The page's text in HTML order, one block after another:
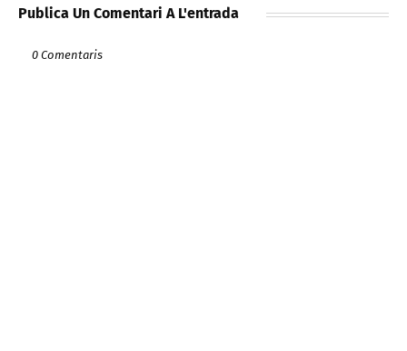
Publica Un Comentari A L'entrada
0 Comentaris